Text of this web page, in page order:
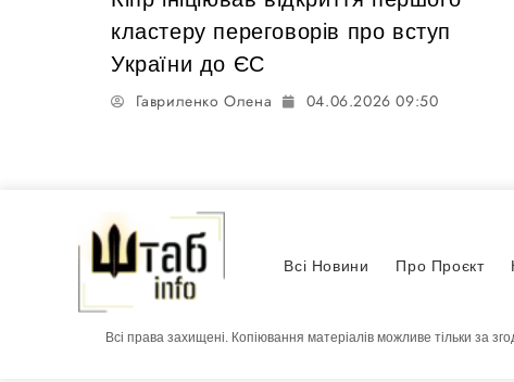
кластеру переговорів про вступ
України до ЄС
Гавриленко Олена 04.06.2026 09:50
Всі Новини Про Проєкт
Всі права захищені. Копіювання матеріалів можливе тільки за